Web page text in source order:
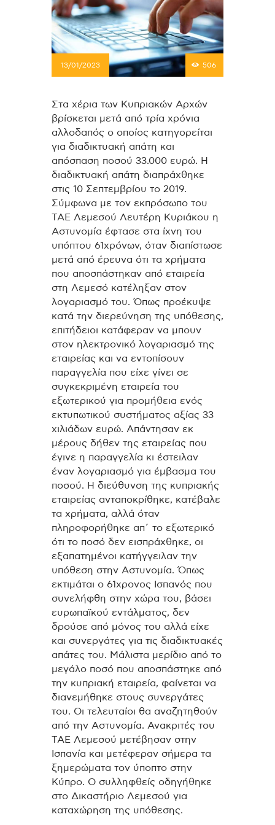
13/01/2023 506
Στα χέρια των Κυπριακών Αρχών
βρίσκεται μετά από τρία χρόνια
αλλοδαπός ο οποίος κατηγορείται
για διαδικτυακή απάτη και
απόσπαση ποσού 33.000 ευρώ. H
διαδικτυακή απάτη διαπράχθηκε
στις 10 Σεπτεμβρίου το 2019.
Σύμφωνα με τον εκπρόσωπο του
ΤΑΕ Λεμεσού Λευτέρη Κυριάκου η
Αστυνομία έφτασε στα ίχνη του
υπόπτου 61χρόνων, όταν διαπίστωσε
μετά από έρευνα ότι τα χρήματα
που αποσπάστηκαν από εταιρεία
στη Λεμεσό κατέληξαν στον
λογαριασμό του. Όπως προέκυψε
κατά την διερεύνηση της υπόθεσης,
επιτήδειοι κατάφεραν να μπουν
στον ηλεκτρονικό λογαριασμό της
εταιρείας και να εντοπίσουν
παραγγελία που είχε γίνει σε
συγκεκριμένη εταιρεία του
εξωτερικού για προμήθεια ενός
εκτυπωτικού συστήματος αξίας 33
χιλιάδων ευρώ. Απάντησαν εκ
μέρους δήθεν της εταιρείας που
έγινε η παραγγελία κι έστειλαν
έναν λογαριασμό για έμβασμα του
ποσού. Η διεύθυνση της κυπριακής
εταιρείας ανταποκρίθηκε, κατέβαλε
τα χρήματα, αλλά όταν
πληροφορήθηκε απ΄ το εξωτερικό
ότι το ποσό δεν εισπράχθηκε, οι
εξαπατημένοι κατήγγειλαν την
υπόθεση στην Αστυνομία. Όπως
εκτιμάται ο 61χρονος Ισπανός που
συνελήφθη στην χώρα του, βάσει
ευρωπαϊκού εντάλματος, δεν
δρούσε από μόνος του αλλά είχε
και συνεργάτες για τις διαδικτυακές
απάτες του. Μάλιστα μερίδιο από το
μεγάλο ποσό που αποσπάστηκε από
την κυπριακή εταιρεία, φαίνεται να
διανεμήθηκε στους συνεργάτες
του. Οι τελευταίοι θα αναζητηθούν
από την Αστυνομία. Ανακριτές του
ΤΑΕ Λεμεσού μετέβησαν στην
Ισπανία και μετέφεραν σήμερα τα
ξημερώματα τον ύποπτο στην
Κύπρο. Ο συλληφθείς οδηγήθηκε
στο Δικαστήριο Λεμεσού για
καταχώρηση της υπόθεσης.